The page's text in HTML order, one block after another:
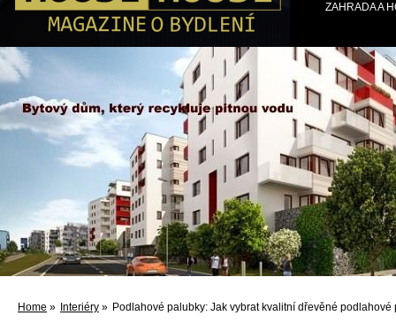
ZAHRADA A
Home » Interiéry » Podlahové palubky: Jak vybrat kvalitní dřevěné podlahové